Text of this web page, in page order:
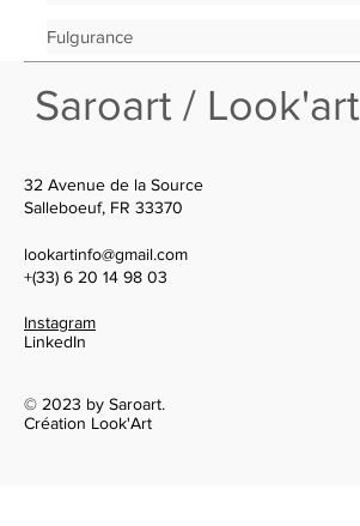
Fulgurance
32 Avenue de la Source
Salleboeuf, FR 33370
lookartinfo@gmail.com
+(33) 6 20 14 98 03
Instagram
LinkedIn
© 2023 by Saroart.
Création Look'Art
Saroart / Look'art